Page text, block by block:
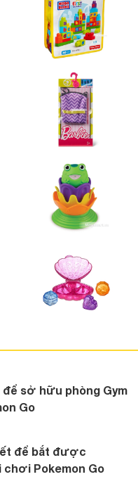
để sở hữu phòng Gym
Go
để bắt được
chơi Pokemon Go